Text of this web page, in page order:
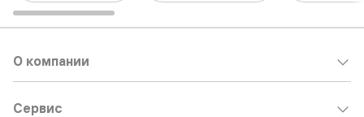
О компании
Сервис